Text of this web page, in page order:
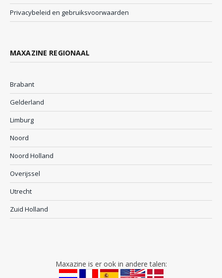
Privacybeleid en gebruiksvoorwaarden
MAXAZINE REGIONAAL
Brabant
Gelderland
Limburg
Noord
Noord Holland
Overijssel
Utrecht
Zuid Holland
Maxazine is er ook in andere talen: